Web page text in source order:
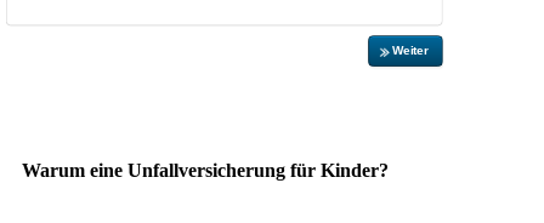
Warum eine Unfallversicherung für Kinder?